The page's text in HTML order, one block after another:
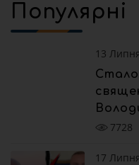
Популярні
13
7728
17